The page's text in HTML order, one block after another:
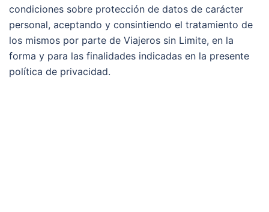
condiciones sobre protección de datos de carácter
personal, aceptando y consintiendo el tratamiento de
los mismos por parte de Viajeros sin Limite, en la
forma y para las finalidades indicadas en la presente
política de privacidad.